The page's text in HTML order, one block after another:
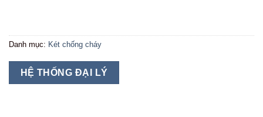
Danh mục: Két chống cháy
HỆ THỐNG ĐẠI LÝ